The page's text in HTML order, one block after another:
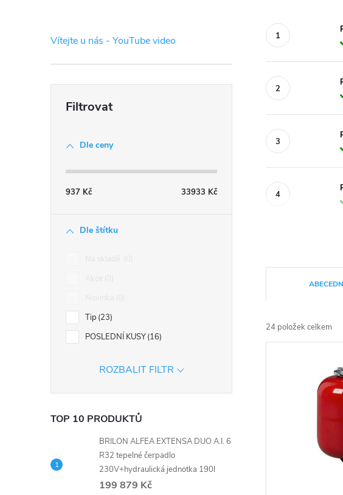
t
r
Vítejte u nás - YouTube video
Dle ceny
937 Kč 33933 Kč
Dle štítku
Tip 23
POSLEDNÍ KUSY 16
ROZBALIT FILTR
TOP 10 PRODUKTŮ
BRILON ALFEA EXTENSA DUO A.I. 6
R32 tepelné čerpadlo
230V+hydraulická jednotka 190l
199 879 Kč
a
z
24 položek celkem